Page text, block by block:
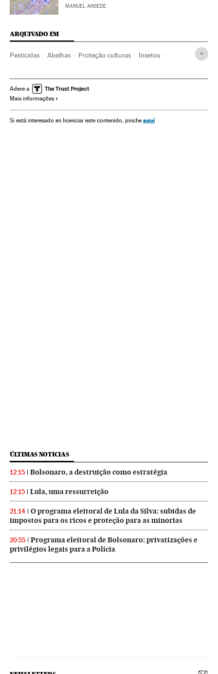
MANUEL ANSEDE
ARQUIVADO EM
Pesticidas Abelhas Proteção culturas Insetos
Adere a
Mais informações
Si está interesado en licenciar este contenido, pinche aquí
ÚLTIMAS NOTICIAS
12:15 Bolsonaro, a destruição como estratégia
12:15 Lula, uma ressurreição
21:14
O programa eleitoral de Lula da Silva: subidas de
impostos para os ricos e proteção para as minorias
20:55
Programa eleitoral de Bolsonaro: privatizações e
privilégios legais para a Polícia